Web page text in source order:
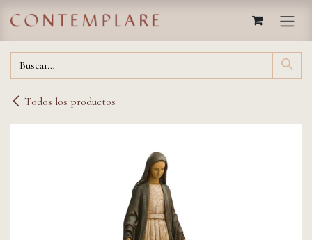
Todos los productos